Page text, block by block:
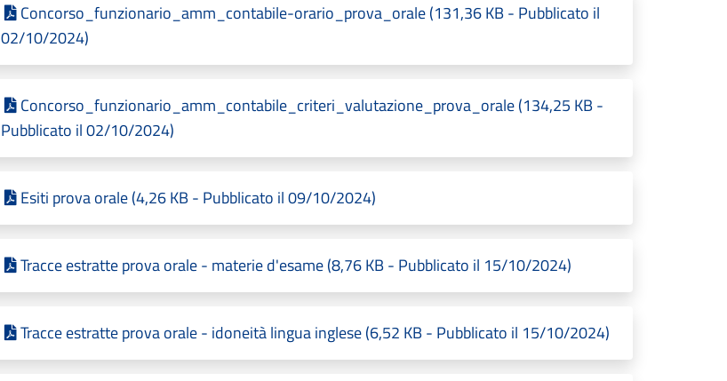
Concorso_funzionario_amm_contabile-orario_prova_orale (131,36 KB - Pubblicato il
02/10/2024)
Concorso_funzionario_amm_contabile_criteri_valutazione_prova_orale (134,25 KB -
Pubblicato il 02/10/2024)
Esiti prova orale (4,26 KB - Pubblicato il 09/10/2024)
Tracce estratte prova orale - materie d'esame (8,76 KB - Pubblicato il 15/10/2024)
Tracce estratte prova orale - idoneità lingua inglese (6,52 KB - Pubblicato il 15/10/2024)